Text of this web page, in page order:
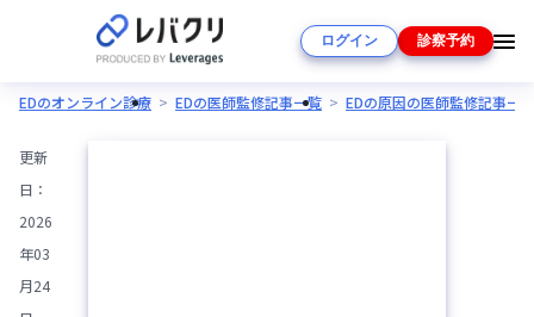
ログイン 診察予約
EDのオンライン診療 EDの医師監修記事一覧 EDの原因の医師監修記事一覧
更新
日：
2026
年03
月24